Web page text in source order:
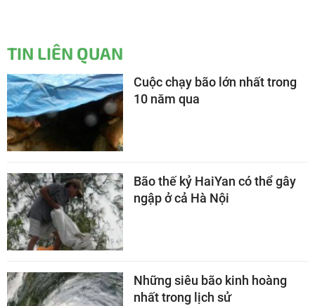
TIN LIÊN QUAN
Cuộc chạy bão lớn nhất trong
10 năm qua
Bão thế kỷ HaiYan có thể gây
ngập ở cả Hà Nội
Những siêu bão kinh hoàng
nhất trong lịch sử